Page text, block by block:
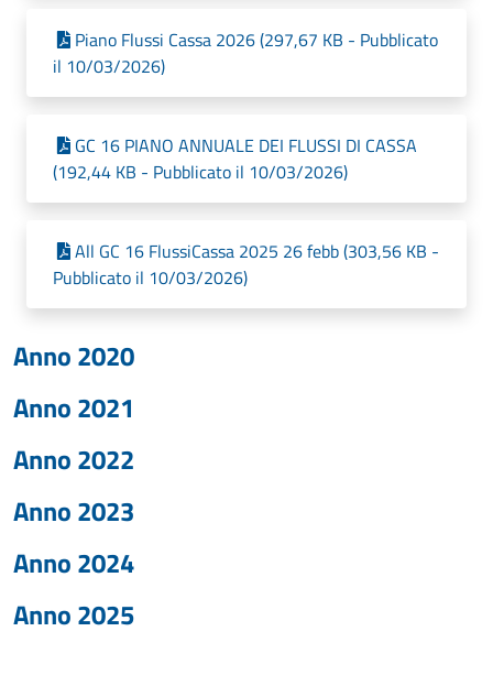
Piano Flussi Cassa 2026 (297,67 KB - Pubblicato
il 10/03/2026)
GC 16 PIANO ANNUALE DEI FLUSSI DI CASSA
(192,44 KB - Pubblicato il 10/03/2026)
All GC 16 FlussiCassa 2025 26 febb (303,56 KB -
Pubblicato il 10/03/2026)
Anno 2020
Anno 2021
Anno 2022
Anno 2023
Anno 2024
Anno 2025